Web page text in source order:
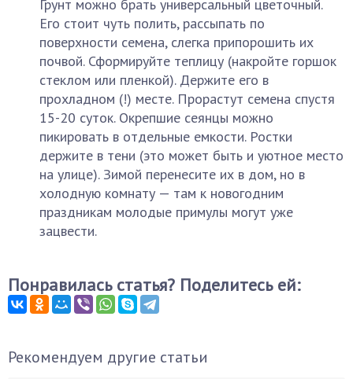
Грунт можно брать универсальный цветочный.
Его стоит чуть полить, рассыпать по
поверхности семена, слегка припорошить их
почвой. Сформируйте теплицу (накройте горшок
стеклом или пленкой). Держите его в
прохладном (!) месте. Прорастут семена спустя
15-20 суток. Окрепшие сеянцы можно
пикировать в отдельные емкости. Ростки
держите в тени (это может быть и уютное место
на улице). Зимой перенесите их в дом, но в
холодную комнату — там к новогодним
праздникам молодые примулы могут уже
зацвести.
Понравилась статья? Поделитесь ей:
Рекомендуем другие статьи